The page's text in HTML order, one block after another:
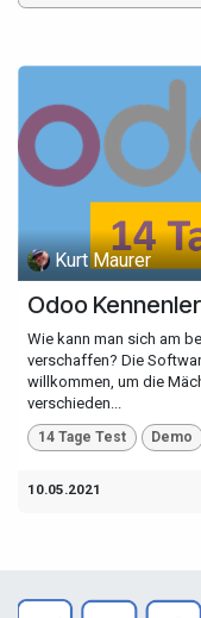
Kurt Maurer
Odoo
Wie kann man sich am
verschaffen? Die
willkommen, um die
verschieden...
14 Tage Test Demo
10.05.2021